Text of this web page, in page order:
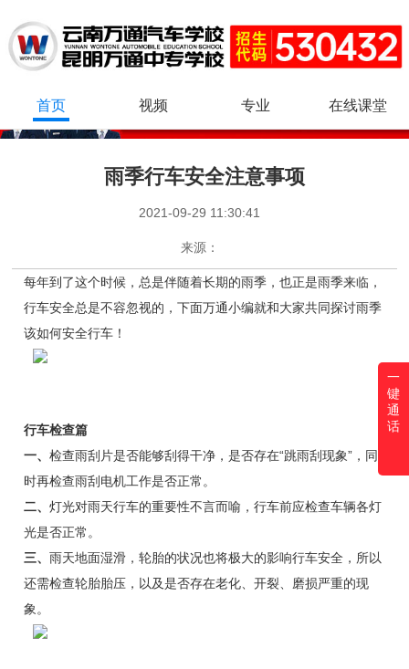
首页 视频 专业 在线课堂
雨季行车安全注意事项
2021-09-29 11:30:41
来源：
每年到了这个时候，总是伴随着长期的雨季，也正是雨季来临，
行车安全总是不容忽视的，下面万通小编就和大家共同探讨雨季
该如何安全行车！
行车检查篇
一、检查雨刮片是否能够刮得干净，是否存在“跳雨刮现象”，同
时再检查雨刮电机工作是否正常。
二、灯光对雨天行车的重要性不言而喻，行车前应检查车辆各灯
光是否正常。
三、雨天地面湿滑，轮胎的状况也将极大的影响行车安全，所以
还需检查轮胎胎压，以及是否存在老化、开裂、磨损严重的现
象。
一
键
通
话